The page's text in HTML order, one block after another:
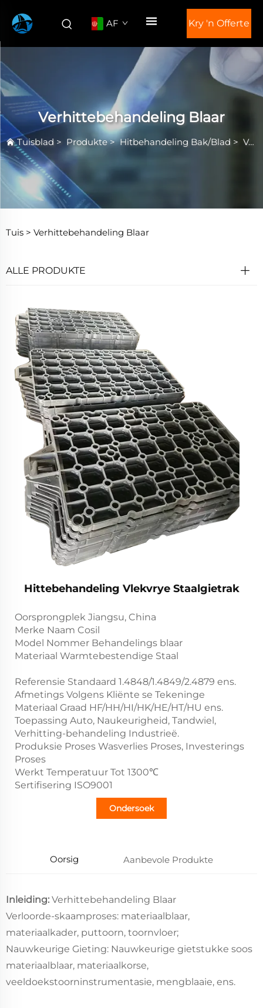
AF Kry 'n Offerte
Verhittebehandeling Blaar
Tuisblad > Produkte>Hitbehandeling Bak/Blad > Verhittebehandeling Blaar
Tuis > Verhittebehandeling Blaar
ALLE PRODUKTE
Hittebehandeling Vlekvrye Staalgietrak
Oorsprongplek Jiangsu, China
Merke Naam Cosil
Model Nommer Behandelings blaar
Materiaal Warmtebestendige Staal
Referensie Standaard 1.4848/1.4849/2.4879 ens.
Afmetings Volgens Kliënte se Tekeninge
Materiaal Graad HF/HH/HI/HK/HE/HT/HU ens.
Toepassing Auto, Naukeurigheid, Tandwiel,
Verhitting-behandeling Industrieë.
Produksie Proses Wasverlies Proses, Investerings
Proses
Werkt Temperatuur Tot 1300℃
Sertifisering ISO9001
Ondersoek
Oorsig Aanbevole Produkte
Inleiding: Verhittebehandeling Blaar
Verloorde-skaamproses: materiaalblaar,
materiaalkader, puttoorn, toornvloer;
Nauwkeurige Gieting: Nauwkeurige gietstukke soos
materiaalblaar, materiaalkorse,
veeldoekstoorninstrumentasie, mengblaaie, ens.